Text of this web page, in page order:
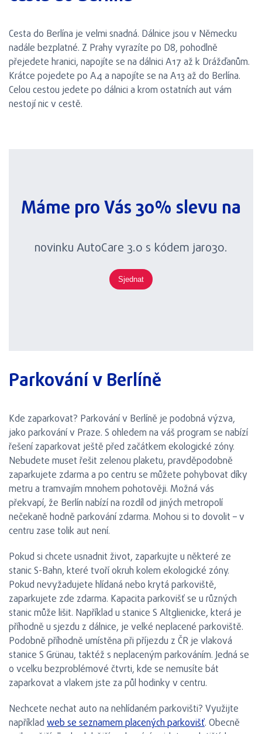
Cesta do Berlína je velmi snadná. Dálnice jsou v Německu
nadále bezplatné. Z Prahy vyrazíte po D8, pohodlně
přejedete hranici, napojíte se na dálnici A17 až k Drážďanům.
Krátce pojedete po A4 a napojíte se na A13 až do Berlína.
Celou cestou jedete po dálnici a krom ostatních aut vám
nestojí nic v cestě.
Máme pro Vás 30% slevu na
novinku AutoCare 3.0 s kódem jaro30.
Sjednat
Parkování v Berlíně
Kde zaparkovat? Parkování v Berlíně je podobná výzva,
jako parkování v Praze. S ohledem na váš program se nabízí
řešení zaparkovat ještě před začátkem ekologické zóny.
Nebudete muset řešit zelenou plaketu, pravděpodobně
zaparkujete zdarma a po centru se můžete pohybovat díky
metru a tramvajím mnohem pohotověji. Možná vás
překvapí, že Berlín nabízí na rozdíl od jiných metropolí
nečekaně hodně parkování zdarma. Mohou si to dovolit – v
centru zase tolik aut není.
Pokud si chcete usnadnit život, zaparkujte u některé ze
stanic S-Bahn, které tvoří okruh kolem ekologické zóny.
Pokud nevyžadujete hlídaná nebo krytá parkoviště,
zaparkujete zde zdarma. Kapacita parkovišť se u různých
stanic může lišit. Například u stanice S Altglienicke, která je
příhodně u sjezdu z dálnice, je velké neplacené parkoviště.
Podobně příhodně umístěna při příjezdu z ČR je vlaková
stanice S Grünau, taktéž s neplaceným parkováním. Jedná se
o vcelku bezproblémové čtvrti, kde se nemusíte bát
zaparkovat a vlakem jste za půl hodinky v centru.
Nechcete nechat auto na nehlídaném parkovišti? Využijte
například web se seznamem placených parkovišť. Obecně